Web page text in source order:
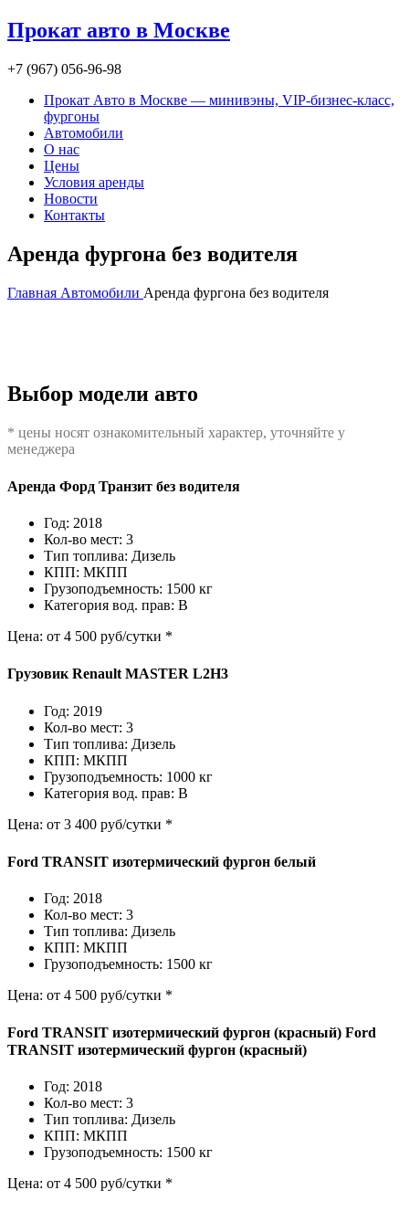
Прокат авто в Москве
+7 (967) 056-96-98
Прокат Авто в Москве — минивэны, VIP-бизнес-класс,
фургоны
Автомобили
О нас
Цены
Условия аренды
Новости
Контакты
Аренда фургона без водителя
Главная Автомобили Аренда фургона без водителя
Выбор модели авто
* цены носят ознакомительный характер, уточняйте у
менеджера
Аренда Форд Транзит без водителя
Год: 2018
Кол-во мест: 3
Тип топлива: Дизель
КПП: МКПП
Грузоподъемность: 1500 кг
Категория вод. прав: В
Цена: от 4 500 руб/сутки *
Грузовик Renault MASTER L2H3
Год: 2019
Кол-во мест: 3
Тип топлива: Дизель
КПП: МКПП
Грузоподъемность: 1000 кг
Категория вод. прав: В
Цена: от 3 400 руб/сутки *
Ford TRANSIT изотермический фургон белый
Год: 2018
Кол-во мест: 3
Тип топлива: Дизель
КПП: МКПП
Грузоподъемность: 1500 кг
Цена: от 4 500 руб/сутки *
Ford TRANSIT изотермический фургон (красный) Ford
TRANSIT изотермический фургон (красный)
Год: 2018
Кол-во мест: 3
Тип топлива: Дизель
КПП: МКПП
Грузоподъемность: 1500 кг
Цена: от 4 500 руб/сутки *